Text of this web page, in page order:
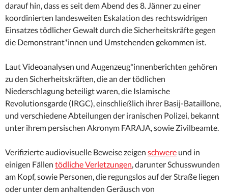
darauf hin, dass es seit dem Abend des 8. Jänner zu einer
koordinierten landesweiten Eskalation des rechtswidrigen
Einsatzes tödlicher Gewalt durch die Sicherheitskräfte gegen
die Demonstrant*innen und Umstehenden gekommen ist.
Laut Videoanalysen und Augenzeug*innenberichten gehören
zu den Sicherheitskräften, die an der tödlichen
Niederschlagung beteiligt waren, die Islamische
Revolutionsgarde (IRGC), einschließlich ihrer Basij-Bataillone,
und verschiedene Abteilungen der iranischen Polizei, bekannt
unter ihrem persischen Akronym FARAJA, sowie Zivilbeamte.
Verifizierte audiovisuelle Beweise zeigen schwere und in
einigen Fällen tödliche Verletzungen, darunter Schusswunden
am Kopf, sowie Personen, die regungslos auf der Straße liegen
oder unter dem anhaltenden Geräusch von